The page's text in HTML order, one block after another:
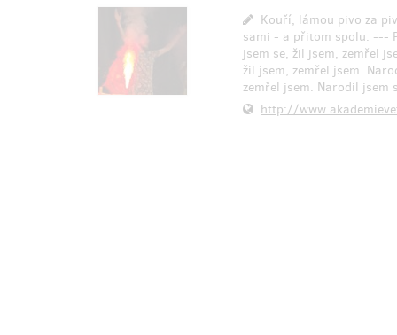
Kouří, lámou pivo za
sami - a přitom spolu. ---
jsem se, žil jsem, zemřel
žil jsem, zemřel jsem.
zemřel jsem. Narodil jsem
http://